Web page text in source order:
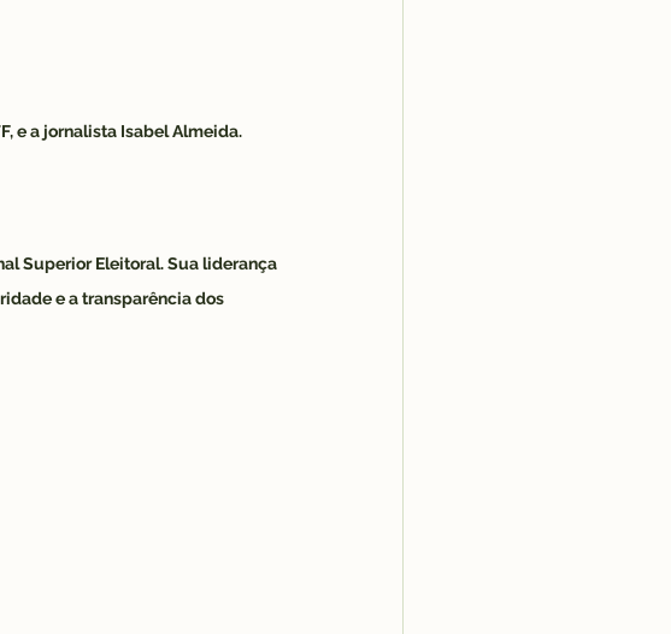
e a jornalista Isabel Almeida.
Superior Eleitoral. Sua liderança
e a transparência dos